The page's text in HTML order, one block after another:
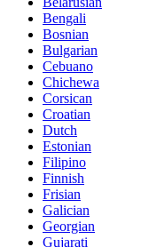
Bengali
Bosnian
Bulgarian
Cebuano
Chichewa
Corsican
Croatian
Dutch
Estonian
Filipino
Finnish
Frisian
Galician
Georgian
Gujarati